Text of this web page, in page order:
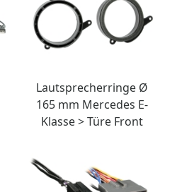
Lautsprecherringe Ø
165 mm Mercedes E-
Klasse > Türe Front